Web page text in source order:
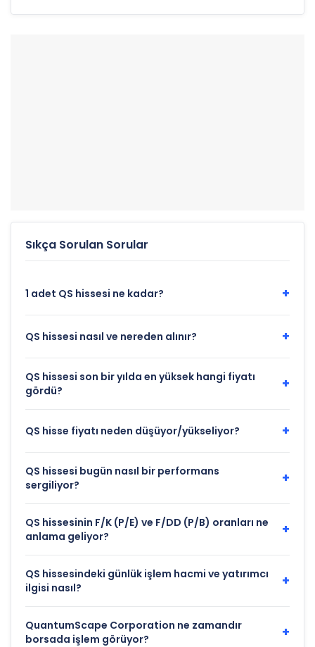
52 Haftalık Düşük:
$4.77
Sıkça Sorulan Sorular
1 adet QS hissesi ne kadar? +
QS hissesi nasıl ve nereden alınır? +
QS hissesi son bir yılda en yüksek hangi fiyatı
gördü?
+
QS hisse fiyatı neden düşüyor/yükseliyor? +
QS hissesi bugün nasıl bir performans
sergiliyor?
+
QS hissesinin F/K (P/E) ve F/DD (P/B) oranları ne
anlama geliyor?
+
QS hissesindeki günlük işlem hacmi ve yatırımcı
ilgisi nasıl?
+
QuantumScape Corporation ne zamandır
borsada işlem görüyor?
+